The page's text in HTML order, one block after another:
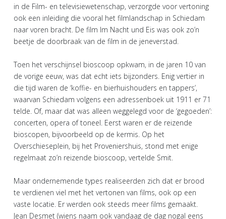
in de Film- en televisiewetenschap, verzorgde voor vertoning
ook een inleiding die vooral het filmlandschap in Schiedam
naar voren bracht. De film Im Nacht und Eis was ook zo’n
beetje de doorbraak van de film in de jeneverstad.
Toen het verschijnsel bioscoop opkwam, in de jaren 10 van
de vorige eeuw, was dat echt iets bijzonders. Enig vertier in
die tijd waren de ‘koffie- en bierhuishouders en tappers’,
waarvan Schiedam volgens een adressenboek uit 1911 er 71
telde. Of, maar dat was alleen weggelegd voor de ‘gegoeden’:
concerten, opera of toneel. Eerst waren er de reizende
bioscopen, bijvoorbeeld op de kermis. Op het
Overschieseplein, bij het Proveniershuis, stond met enige
regelmaat zo’n reizende bioscoop, vertelde Smit.
Maar ondernemende types realiseerden zich dat er brood
te verdienen viel met het vertonen van films, ook op een
vaste locatie. Er werden ook steeds meer films gemaakt.
Jean Desmet (wiens naam ook vandaag de dag nogal eens